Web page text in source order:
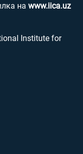
на www.iica.uz
Institute for